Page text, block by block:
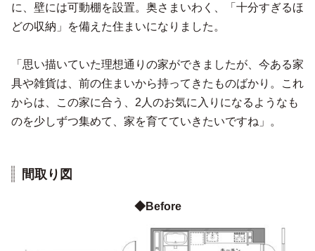
に、壁には可動棚を設置。奥さまいわく、「十分すぎるほ
どの収納」を備えた住まいになりました。
「思い描いていた理想通りの家ができましたが、今ある家
具や雑貨は、前の住まいから持ってきたものばかり。これ
からは、この家に合う、2人のお気に入りになるようなも
のを少しずつ集めて、家を育てていきたいですね」。
間取り図
◆Before